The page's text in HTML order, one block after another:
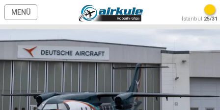
MENÜ
İstanbul 25/31